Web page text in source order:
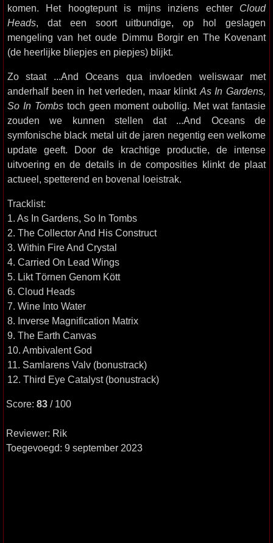
komen. Het hoogtepunt is mijns inziens echter Cloud
Heads, dat een soort uitbundige, op hol geslagen
mengeling van het oude Dimmu Borgir en The Kovenant
(de heerlijke bliepjes en piepjes) blijkt.
Zo staat ...And Oceans qua invloeden weliswaar met
anderhalf been in het verleden, maar klinkt As In Gardens,
So In Tombstoch geen moment oubollig. Met wat fantasie
zouden we kunnen stellen dat ...And Oceans de
symfonische black metal uit de jaren negentig een welkome
update geeft. Door de krachtige productie, de intense
uitvoering en de details in de composities klinkt de plaat
actueel, spetterend en bovenal loeistrak.
Tracklist:
1. As In Gardens, So In Tombs
2. The Collector And His Construct
3. Within Fire And Crystal
4. Carried On Lead Wings
5. Likt Törnen Genom Kött
6. Cloud Heads
7. Wine Into Water
8. Inverse Magnification Matrix
9. The Earth Canvas
10. Ambivalent God
11. Samlarens Valv (bonustrack)
12. Third Eye Catalyst (bonustrack)
Score: 83 / 100
Reviewer: Rik
Toegevoegd: 9 september 2023